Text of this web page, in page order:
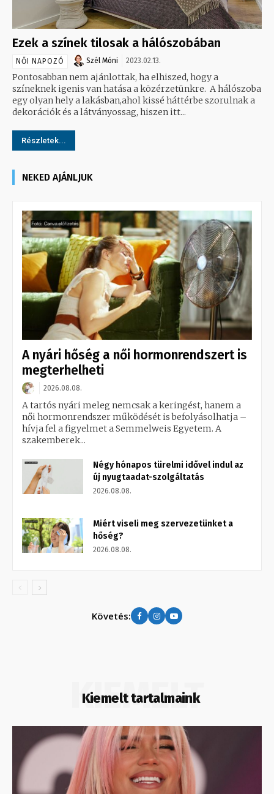
Ezek a színek tilosak a hálószobában
NŐI NAPOZÓ Szél Móni 2023.02.13.
Pontosabban nem ajánlottak, ha elhiszed, hogy a
színeknek igenis van hatása a közérzetünkre. A hálószoba
egy olyan hely a lakásban,ahol kissé háttérbe szorulnak a
dekorációk és a látványossag, hiszen itt...
Részletek...
NEKED AJÁNLJUK
A nyári hőség a női hormonrendszert is
megterhelheti
2026.08.08.
A tartós nyári meleg nemcsak a keringést, hanem a
női hormonrendszer működését is befolyásolhatja –
hívja fel a figyelmet a Semmelweis Egyetem. A
szakemberek...
Négy hónapos türelmi idővel indul az
új nyugtaadat-szolgáltatás
2026.08.08.
Miért viseli meg szervezetünket a
hőség?
2026.08.08.
Követés:
Kiemelt tartalmaink
KIEMELT